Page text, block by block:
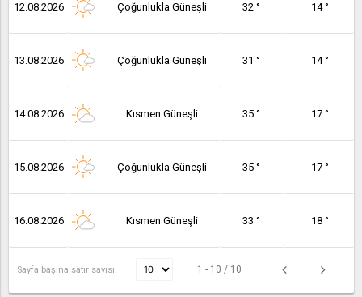
12.08.2026 Çoğunlukla Güneşli 32 ° 14 °
13.08.2026 Çoğunlukla Güneşli 31 ° 14 °
14.08.2026 Kısmen Güneşli 35 ° 17 °
15.08.2026 Çoğunlukla Güneşli 35 ° 17 °
16.08.2026 Kısmen Güneşli 33 ° 18 °
Sayfa başına satır sayısı: 1 - 10 / 10